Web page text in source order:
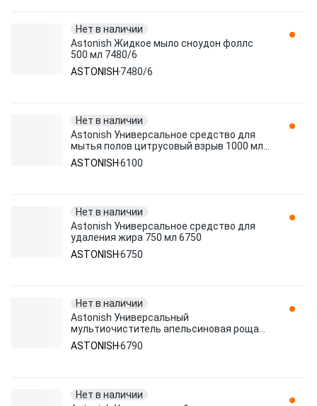
Нет в наличии
Astonish Жидкое мыло сноудон фоллс
500 мл 7480/6
ASTONISH 7480/6
Нет в наличии
Astonish Универсальное средство для
мытья полов цитрусовый взрыв 1000 мл
6100
ASTONISH 6100
Нет в наличии
Astonish Универсальное средство для
удаления жира 750 мл 6750
ASTONISH 6750
Нет в наличии
Astonish Универсальный
мультиочиститель апельсиновая роща
750 мл 6790
ASTONISH 6790
Нет в наличии